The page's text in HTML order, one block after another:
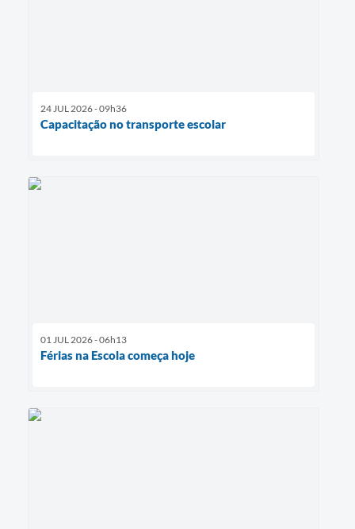
24 JUL 2026 - 09h36
Capacitação no transporte escolar
01 JUL 2026 - 06h13
Férias na Escola começa hoje